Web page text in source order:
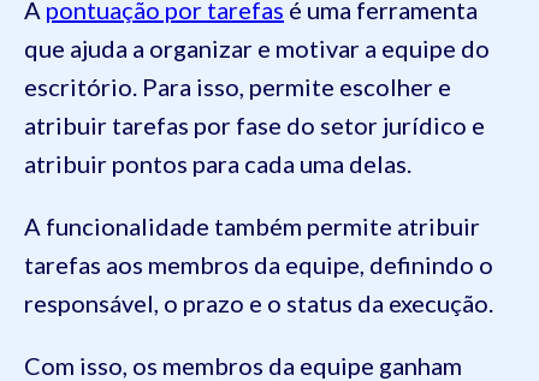
A pontuação por tarefas é uma ferramenta
que ajuda a organizar e motivar a equipe do
escritório. Para isso, permite escolher e
atribuir tarefas por fase do setor jurídico e
atribuir pontos para cada uma delas.
A funcionalidade também permite atribuir
tarefas aos membros da equipe, definindo o
responsável, o prazo e o status da execução.
Com isso, os membros da equipe ganham